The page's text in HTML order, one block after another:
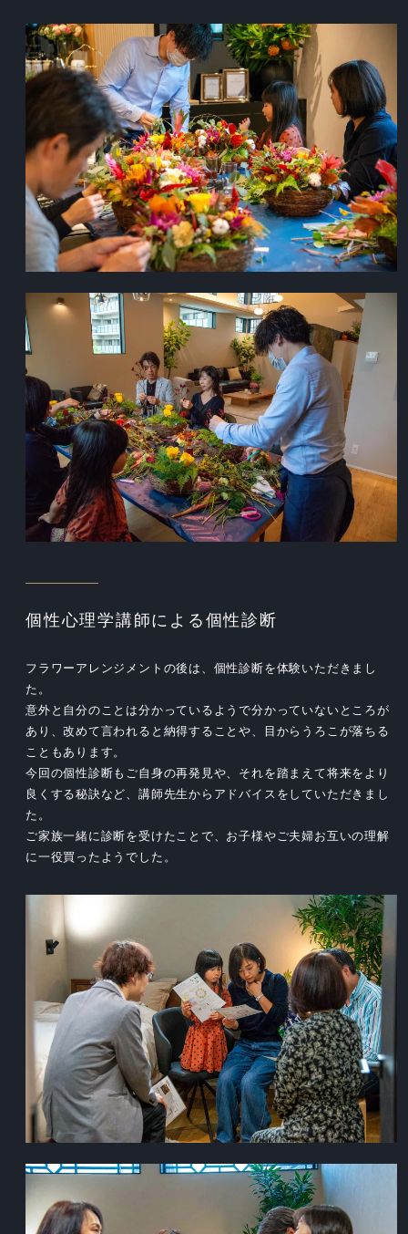
個性心理学講師による個性診断
フラワーアレンジメントの後は、個性診断を体験いただきまし
た。
意外と自分のことは分かっているようで分かっていないところが
あり、改めて言われると納得することや、目からうろこが落ちる
こともあります。
今回の個性診断もご自身の再発見や、それを踏まえて将来をより
良くする秘訣など、講師先生からアドバイスをしていただきまし
た。
ご家族一緒に診断を受けたことで、お子様やご夫婦お互いの理解
に一役買ったようでした。